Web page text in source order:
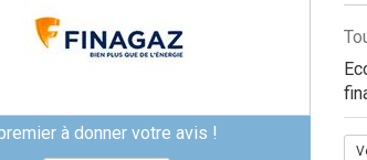
à donner votre avis !